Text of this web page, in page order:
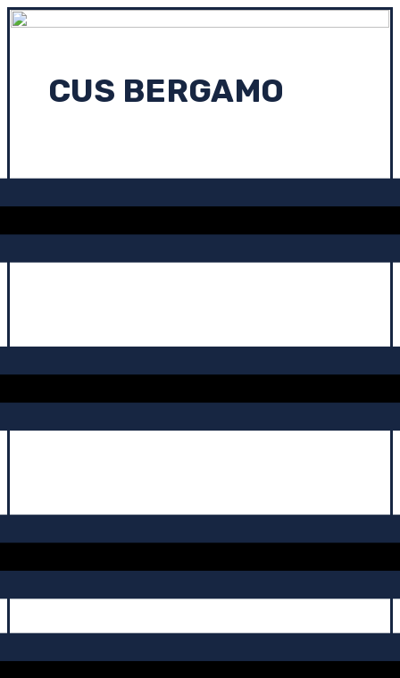
CUS BERGAMO